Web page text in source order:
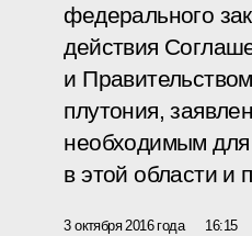
федерального
действия
и
плутония,
необходимым
в этой области и
3 октября 2016 года 16:15